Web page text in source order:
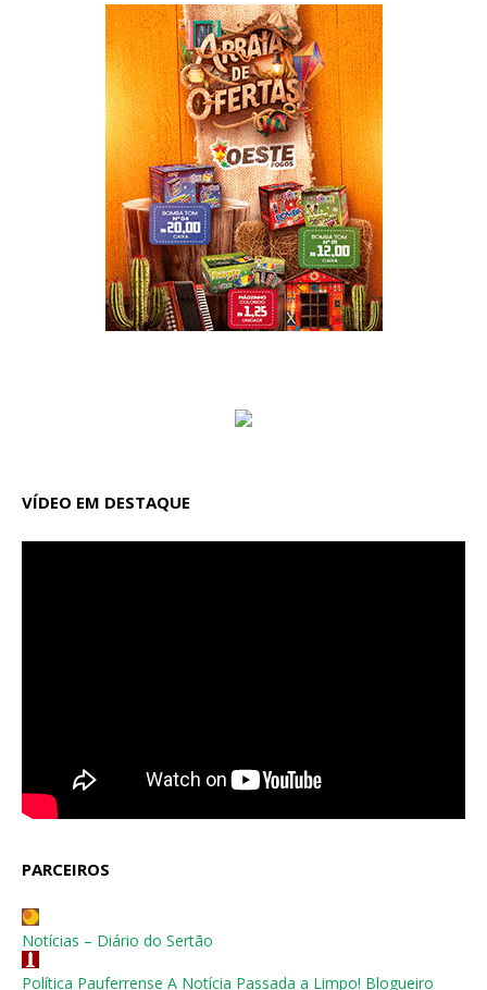
VÍDEO EM DESTAQUE
PARCEIROS
Notícias – Diário do Sertão
Política Pauferrense A Notícia Passada a Limpo! Blogueiro